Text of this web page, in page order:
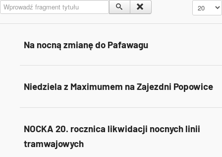
Wprowadź fragment tytułu Pokaż #
Na nocną zmianę do Pafawagu
Niedziela z Maximumem na Zajezdni Popowice
NOCKA 20. rocznica likwidacji nocnych linii
tramwajowych